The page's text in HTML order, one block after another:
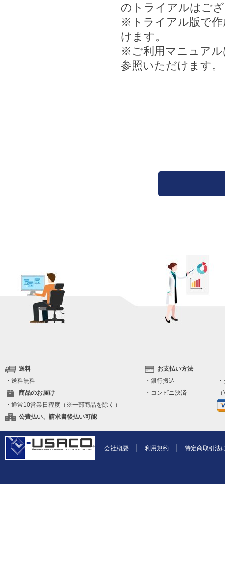
のトライアルはご
※トライアル版で作
けます。
※ご利用マニュア
参照いただけます。
送料
・送料無料
商品のお届け
・通常10営業日程度（※一部商品を除く）
公費払い、請求書後払い可能
お支払い方法
・銀行振込
・コンビニ決済
会社概要 利用規約 特定商取引法